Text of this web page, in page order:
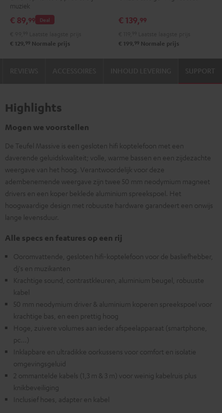
muziek
Deal
€ 89,99
€ 129, 99 Normale prijs
€ 139,99
€ 199, 99 Normale prijs
SUPPORT
Highlights
Mogen we voorstellen
De Teufel Massive is een gesloten hifi koptelefoon met een
daverende geluidskwaliteit; volle, warme bassen en een zijdezachte
weergave van het hoog. Verantwoordelijk voor deze
adembenemende weergave zijn twee 50 mm neodymium magneet
drivers en een koper beklede aluminium spreekspoel. Het
hoogwaardige design met robuuste hardware garandeert een onwijs
lange levensduur.
Alle specs en features op een rij
Ooromvattende, gesloten hifi-koptelefoon voor de basliefhebber,
dj's en muzikanten
Krachtige sound, contrastkleuren, aluminium beugel, robuuste
kabel
50 mm neodymium driver & aluminium koperen spreekspoel voor
krachtige bas, en een prettig hoog
Hoge, zuivere volumes aan ieder afspeelapparaat (smartphone,
pc...)
Inklapbare en ultradikke oorkussens voor comfort en isolatie
omgevingsgeluid
2 ommantelde kabels (1,3 m & 3 m) voor weinig kabelruis plus
knikbeveiliging
Inclusief hoes, adapter en kabel